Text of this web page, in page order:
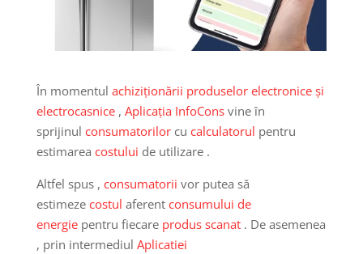
În momentul achiziționării produselor electronice și
electrocasnice, Aplicația InfoConsvine în
sprijinul consumatorilorcu calculatorul pentru
estimarea costului de utilizare .
Altfel spus , consumatorii vor putea să
estimeze costul aferent consumului de
energiepentru fiecare produs scanat. De asemenea
, prin intermediul Aplicatiei